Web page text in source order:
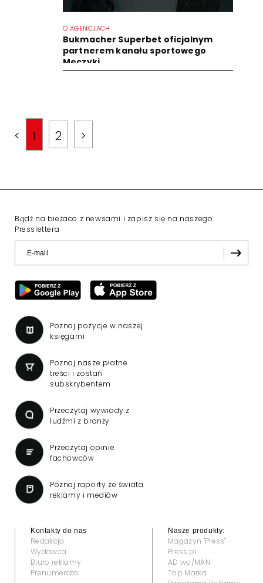
O AGENCJACH
Bukmacher Superbet oficjalnym
partnerem kanału sportowego
Meczyki
< 1 2 >
Bądź na bieżaco z newsami i zapisz się na naszego
Presslettera
Poznaj pozycje w naszej
księgarni
Poznaj nasze płatne
treści i zostań
subskrybentem
Przeczytaj wywiady z
ludźmi z branży
Przeczytaj opinie
fachowców
Poznaj raporty ze świata
reklamy i mediów
Kontakty do nas
Redakcja
Wydawca
Biuro reklamy
Prenumerata
Nasze produkty:
Magazyn "Press"
Press.pl
AD wo/MAN
Top Marka